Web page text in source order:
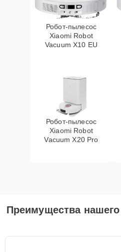
Робот-пылесос
Xiaomi Robot
Vacuum X10 EU
Робот-пылесос
Xiaomi Robot
Vacuum X20 Pro
Преимущества нашего